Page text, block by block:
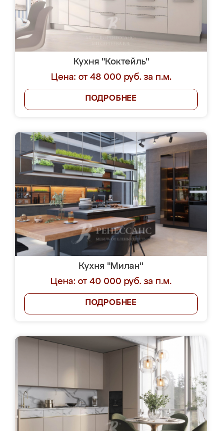
Кухня "Коктейль"
Цена: от 48 000 руб. за п.м.
ПОДРОБНЕЕ
Кухня "Милан"
Цена: от 40 000 руб. за п.м.
ПОДРОБНЕЕ